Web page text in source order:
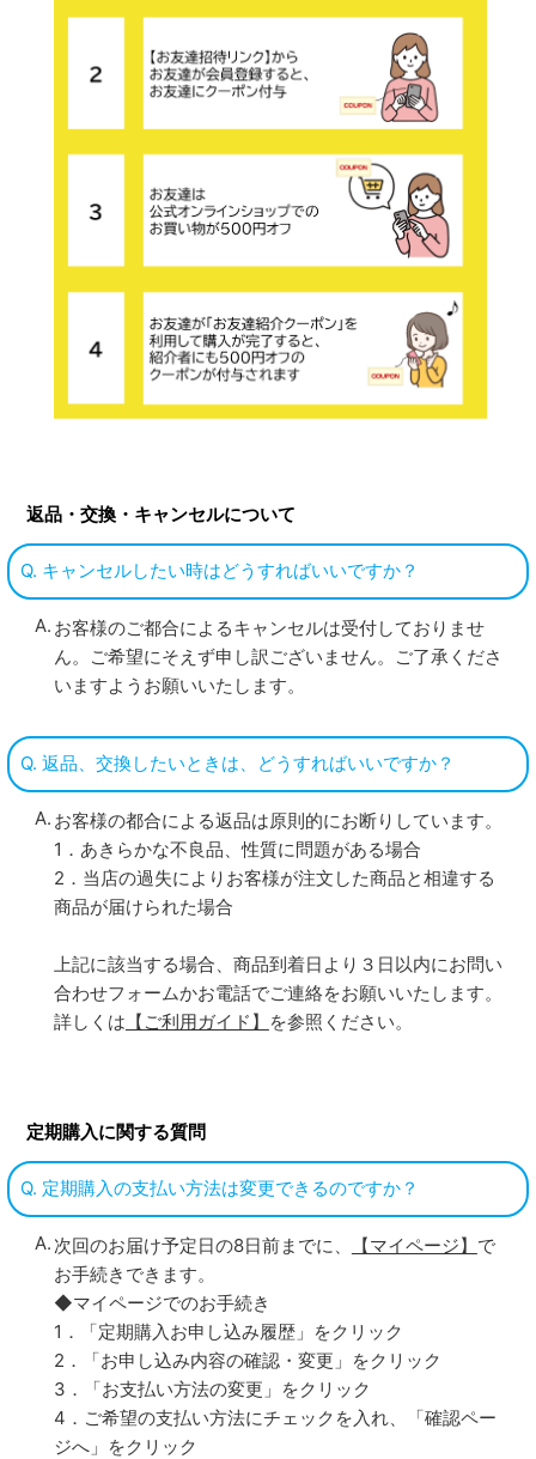
返品・交換・キャンセルについて
Q. キャンセルしたい時はどうすればいいですか？
お客様のご都合によるキャンセルは受付しておりませ
ん。ご希望にそえず申し訳ございません。ご了承くださ
いますようお願いいたします。
Q. 返品、交換したいときは、どうすればいいですか？
お客様の都合による返品は原則的にお断りしています。
1．あきらかな不良品、性質に問題がある場合
2．当店の過失によりお客様が注文した商品と相違する
商品が届けられた場合
上記に該当する場合、商品到着日より３日以内にお問い
合わせフォームかお電話でご連絡をお願いいたします。
詳しくは 【ご利用ガイド】 を参照ください。
定期購入に関する質問
Q. 定期購入の支払い方法は変更できるのですか？
次回のお届け予定日の8日前までに、 【マイページ】 で
お手続きできます。
◆マイページでのお手続き
1．「定期購入お申し込み履歴」をクリック
2．「お申し込み内容の確認・変更」をクリック
3．「お支払い方法の変更」をクリック
4．ご希望の支払い方法にチェックを入れ、「確認ペー
ジへ」をクリック